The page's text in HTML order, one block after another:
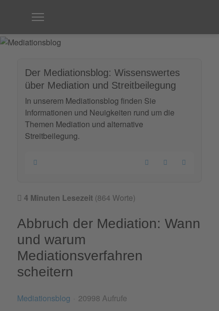
Der Mediationsblog: Wissenswertes
über Mediation und Streitbeilegung
In unserem Mediationsblog finden Sie
Informationen und Neuigkeiten rund um die
Themen Mediation und alternative
Streitbeilegung.
Home SearchUpdates
4 Minuten Lesezeit (864 Worte)
Abbruch der Mediation: Wann
und warum
Mediationsverfahren
scheitern
Mediationsblog
20998 Aufrufe